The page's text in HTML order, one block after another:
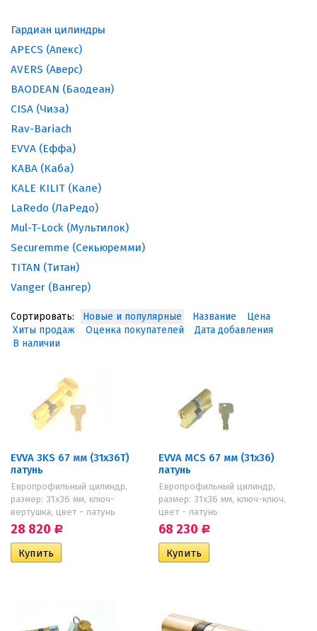
Гардиан цилиндры
APECS (Апекс)
AVERS (Аверс)
BAODEAN (Баодеан)
CISA (Чиза)
Rav-Bariach
EVVA (Еффа)
KABA (Каба)
KALE KILIT (Кале)
LaRedo (ЛаРедо)
Mul-T-Lock (Мультилок)
Securemme (Секьюремми)
TITAN (Титан)
Vanger (Вангер)
Сортировать: Новые и популярные Название
Цена
Хиты продаж
Оценка покупателей
Дата добавления
В наличии
EVVA 3KS 67 мм (31х36Т)
латунь
Европрофильный цилиндр,
размер: 31х36 мм, ключ-
вертушка, цвет - латунь
28 820 Р
EVVA MCS 67 мм (31х36)
латунь
Европрофильный цилиндр,
размер: 31х36 мм, ключ-ключ,
цвет - латунь
68 230 Р